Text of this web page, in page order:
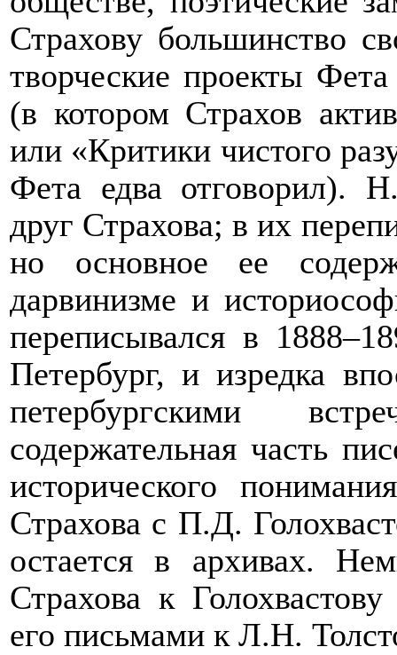
Страхову большинство
творческие проекты
(в котором Страхов
или «Критики чистого
Фета едва отговорил).
друг Страхова; в их
но основное ее
дарвинизме и
переписывался в
Петербург, и изредка
петербургскими
содержательная часть
исторического
Страхова с П.Д.
остается в архивах.
Страхова к
его письмами к Л.Н.